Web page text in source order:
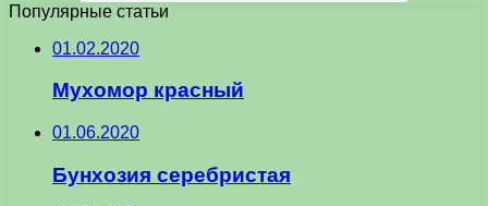
Популярные статьи
01.02.2020
Мухомор красный
01.06.2020
Бунхозия серебристая